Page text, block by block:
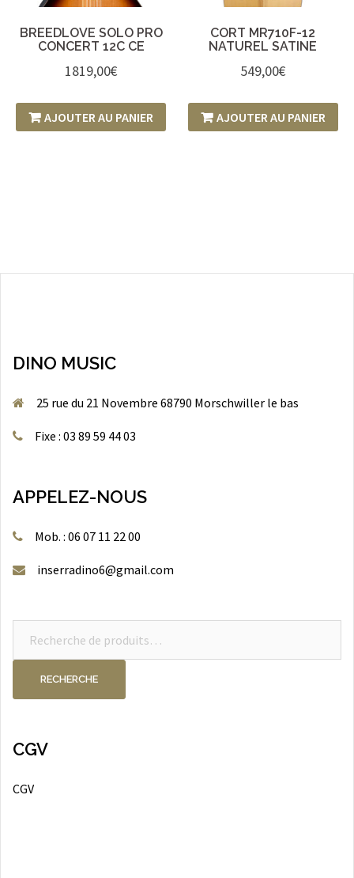
BREEDLOVE SOLO PRO
CONCERT 12C CE
1819,00€
AJOUTER AU PANIER
CORT MR710F-12
NATUREL SATINE
549,00€
AJOUTER AU PANIER
DINO MUSIC
25 rue du 21 Novembre 68790 Morschwiller le bas
Fixe : 03 89 59 44 03
APPELEZ-NOUS
Mob. : 06 07 11 22 00
inserradino6@gmail.com
RECHERCHE
CGV
CGV